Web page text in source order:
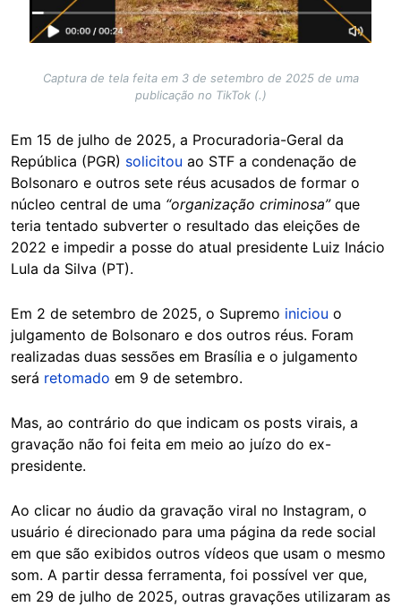
Captura de tela feita em 3 de setembro de 2025 de uma
publicação no TikTok (.)
Em 15 de julho de 2025, a Procuradoria-Geral da
República (PGR) solicitou ao STF a condenação de
Bolsonaro e outros sete réus acusados de formar o
núcleo central de uma “organização criminosa”que
teria tentado subverter o resultado das eleições de
2022 e impedir a posse do atual presidente Luiz Inácio
Lula da Silva (PT).
Em 2 de setembro de 2025, o Supremo iniciou o
julgamento de Bolsonaro e dos outros réus. Foram
realizadas duas sessões em Brasília e o julgamento
será retomado em 9 de setembro.
Mas, ao contrário do que indicam os posts virais, a
gravação não foi feita em meio ao juízo do ex-
presidente.
Ao clicar no áudio da gravação viral no Instagram, o
usuário é direcionado para uma página da rede social
em que são exibidos outros vídeos que usam o mesmo
som. A partir dessa ferramenta, foi possível ver que,
em 29 de julho de 2025, outras gravações utilizaram as